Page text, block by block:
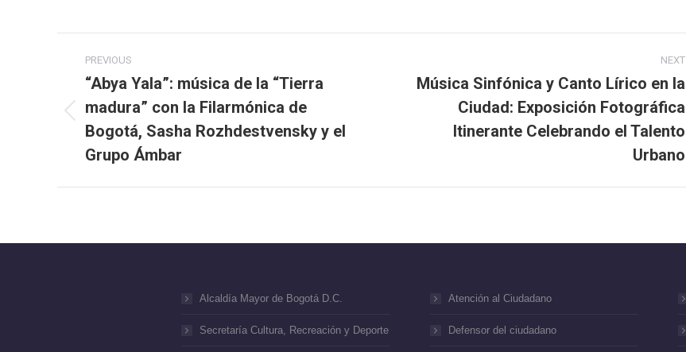
Post
navigation
PREVIOUS
post:
“Abya Yala”: música de la “Tierra
madura” con la Filarmónica de
Bogotá, Sasha Rozhdestvensky y el
Grupo Ámbar
NEXT
Música Sinfónica y Canto Lírico en la
Ciudad: Exposición Fotográfica
Itinerante Celebrando el Talento
Urbano
Alcaldía Mayor de Bogotá D.C.
Secretaría Cultura, Recreación y Deporte
Atención al Ciudadano
Defensor del ciudadano